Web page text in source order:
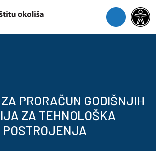
Menu
PRORAČUN GODIŠNJIH
ZA TEHNOLOŠKA
POSTROJENJA